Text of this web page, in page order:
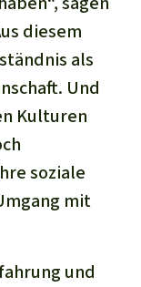
diesem
als
Und
Kulturen
soziale
mit
und